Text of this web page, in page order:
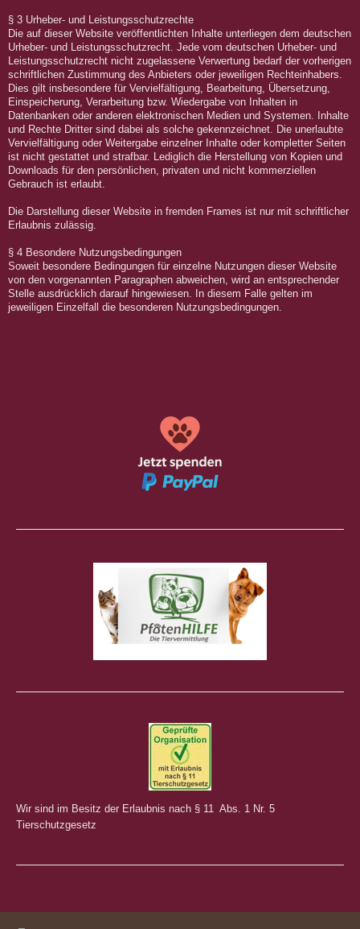
§ 3 Urheber- und Leistungsschutzrechte
Die auf dieser Website veröffentlichten Inhalte unterliegen dem deutschen
Urheber- und Leistungsschutzrecht. Jede vom deutschen Urheber- und
Leistungsschutzrecht nicht zugelassene Verwertung bedarf der vorherigen
schriftlichen Zustimmung des Anbieters oder jeweiligen Rechteinhabers.
Dies gilt insbesondere für Vervielfältigung, Bearbeitung, Übersetzung,
Einspeicherung, Verarbeitung bzw. Wiedergabe von Inhalten in
Datenbanken oder anderen elektronischen Medien und Systemen. Inhalte
und Rechte Dritter sind dabei als solche gekennzeichnet. Die unerlaubte
Vervielfältigung oder Weitergabe einzelner Inhalte oder kompletter Seiten
ist nicht gestattet und strafbar. Lediglich die Herstellung von Kopien und
Downloads für den persönlichen, privaten und nicht kommerziellen
Gebrauch ist erlaubt.
Die Darstellung dieser Website in fremden Frames ist nur mit schriftlicher
Erlaubnis zulässig.
§ 4 Besondere Nutzungsbedingungen
Soweit besondere Bedingungen für einzelne Nutzungen dieser Website
von den vorgenannten Paragraphen abweichen, wird an entsprechender
Stelle ausdrücklich darauf hingewiesen. In diesem Falle gelten im
jeweiligen Einzelfall die besonderen Nutzungsbedingungen.
Wir sind im Besitz der Erlaubnis nach § 11 Abs. 1 Nr. 5
Tierschutzgesetz